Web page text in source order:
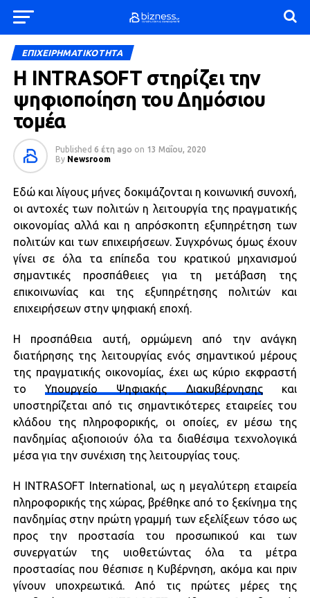
ΕΠΙΧΕΙΡΗΜΑΤΙΚΟΤΗΤΑ
Η INTRASOFT στηρίζει την
ψηφιοποίηση του Δημόσιου
τομέα
Published 6 έτη ago on 13 Μαΐου, 2020
By Newsroom
Εδώ και λίγους μήνες δοκιμάζονται η κοινωνική συνοχή,
οι αντοχές των πολιτών η λειτουργία της πραγματικής
οικονομίας αλλά και η απρόσκοπτη εξυπηρέτηση των
πολιτών και των επιχειρήσεων. Συγχρόνως όμως έχουν
γίνει σε όλα τα επίπεδα του κρατικού μηχανισμού
σημαντικές προσπάθειες για τη μετάβαση της
επικοινωνίας και της εξυπηρέτησης πολιτών και
επιχειρήσεων στην ψηφιακή εποχή.
Η προσπάθεια αυτή, ορμώμενη από την ανάγκη
διατήρησης της λειτουργίας ενός σημαντικού μέρους
της πραγματικής οικονομίας, έχει ως κύριο εκφραστή
τοΥπουργείο Ψηφιακής Διακυβέρνησηςκαι
υποστηρίζεται από τις σημαντικότερες εταιρείες του
κλάδου της πληροφορικής, οι οποίες, εν μέσω της
πανδημίας αξιοποιούν όλα τα διαθέσιμα τεχνολογικά
μέσα για την συνέχιση της λειτουργίας τους.
Η INTRASOFT International, ως η μεγαλύτερη εταιρεία
πληροφορικής της χώρας, βρέθηκε από το ξεκίνημα της
πανδημίας στην πρώτη γραμμή των εξελίξεων τόσο ως
προς την προστασία του προσωπικού και των
συνεργατών της υιοθετώντας όλα τα μέτρα
προστασίας που θέσπισε η Κυβέρνηση, ακόμα και πριν
γίνουν υποχρεωτικά. Από τις πρώτες μέρες της